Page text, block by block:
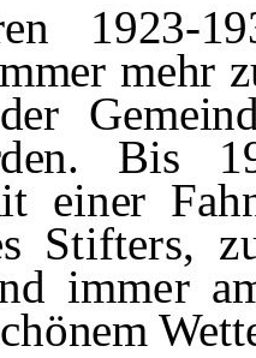
1923-
mehr
Bis
einer
Stifters,
immer